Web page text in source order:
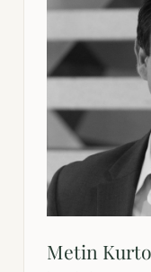
Metin